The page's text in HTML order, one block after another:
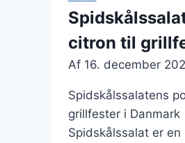
citron til
Af 16. december
Spidskålssalatens
grillfester i Danmark
Spidskålssalat er en